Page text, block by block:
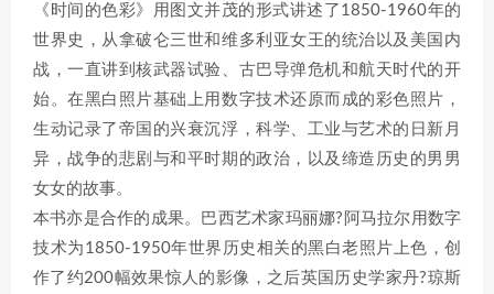
《时间的色彩》用图文并茂的形式讲述了1850-1960年的
世界史，从拿破仑三世和维多利亚女王的统治以及美国内
战，一直讲到核武器试验、古巴导弹危机和航天时代的开
始。在黑白照片基础上用数字技术还原而成的彩色照片，
生动记录了帝国的兴衰沉浮，科学、工业与艺术的日新月
异，战争的悲剧与和平时期的政治，以及缔造历史的男男
女女的故事。
本书亦是合作的成果。巴西艺术家玛丽娜?阿马拉尔用数字
技术为1850-1950年世界历史相关的黑白老照片上色，创
作了约200幅效果惊人的影像，之后英国历史学家丹?琼斯